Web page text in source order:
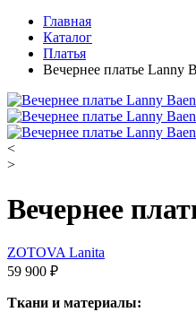
Главная
Каталог
Платья
Вечернее платье Lanny
<
>
Вечернее
ZOTOVA Lanita
59 900 ₽
Ткани и материалы: